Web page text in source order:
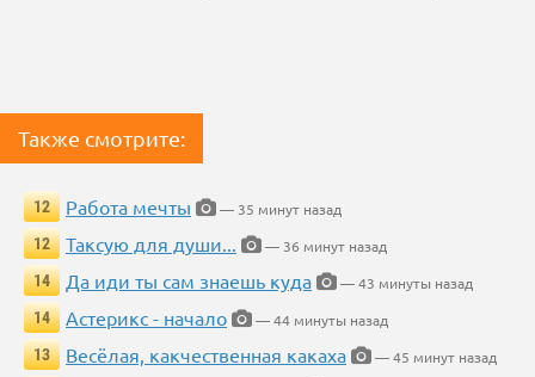
Также смотрите:
12 Работа мечты
— 35 минут назад
12
Таксую для души...
— 36 минут назад
14
Да иди ты сам знаешь куда
— 43 минуты назад
14
Астерикс - начало
— 44 минуты назад
13
Весёлая, какчественная какаха
— 45 минут назад